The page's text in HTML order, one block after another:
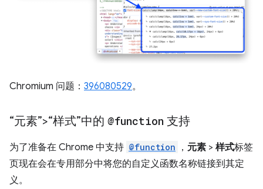
Chromium 问题： 396080529。
“元素”>“样式”中的 @function 支持
为了准备在 Chrome 中支持 @function ， 元素 > 样式标签
页现在会在专用部分中将您的自定义函数名称链接到其定
义。